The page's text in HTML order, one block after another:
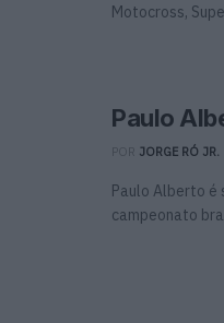
Motocross,
Paulo
JORGE RÓ JR.
Paulo Alberto é
campeonato